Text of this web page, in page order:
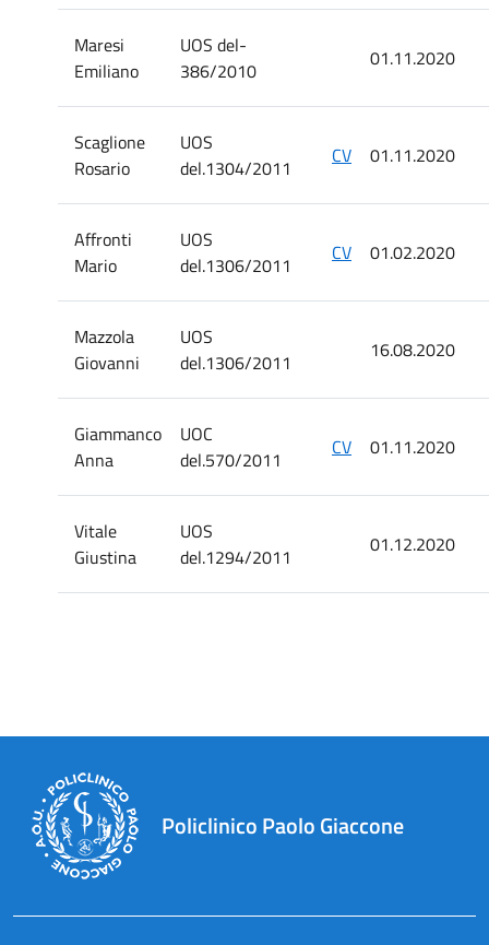
Maresi
Emiliano
UOS del-
386/2010
01.11.2020
Scaglione
Rosario
UOS
del.1304/2011
CV 01.11.2020
Affronti
Mario
UOS
del.1306/2011
CV 01.02.2020
Mazzola
Giovanni
UOS
del.1306/2011
16.08.2020
Giammanco
Anna
UOC
del.570/2011
CV 01.11.2020
Vitale
Giustina
UOS
del.1294/2011
01.12.2020
Policlinico Paolo Giaccone